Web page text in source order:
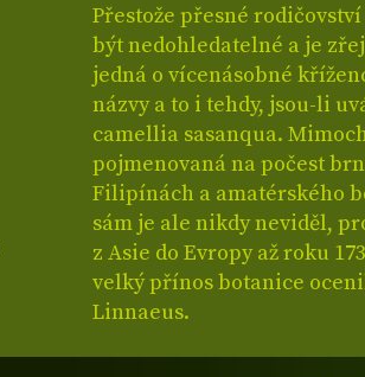
Přestože přesné
být nedohledatelné a je
jedná o vícenásobné
názvy a to i tehdy, jsou-li
camellia sasanqua.
pojmenovaná na počest
Filipínách a amatérského
sám je ale nikdy neviděl,
z Asie do Evropy až roku
velký přínos botanice
Linnaeus.